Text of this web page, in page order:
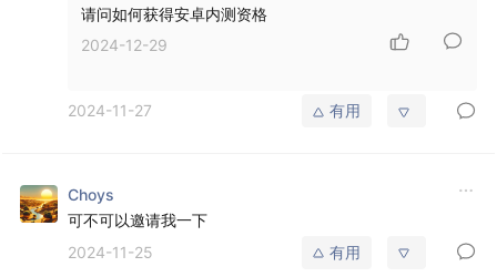
请问如何获得安卓内测资格
2024-12-29
2024-11-27 有用
Choys
可不可以邀请我一下
2024-11-25
有用